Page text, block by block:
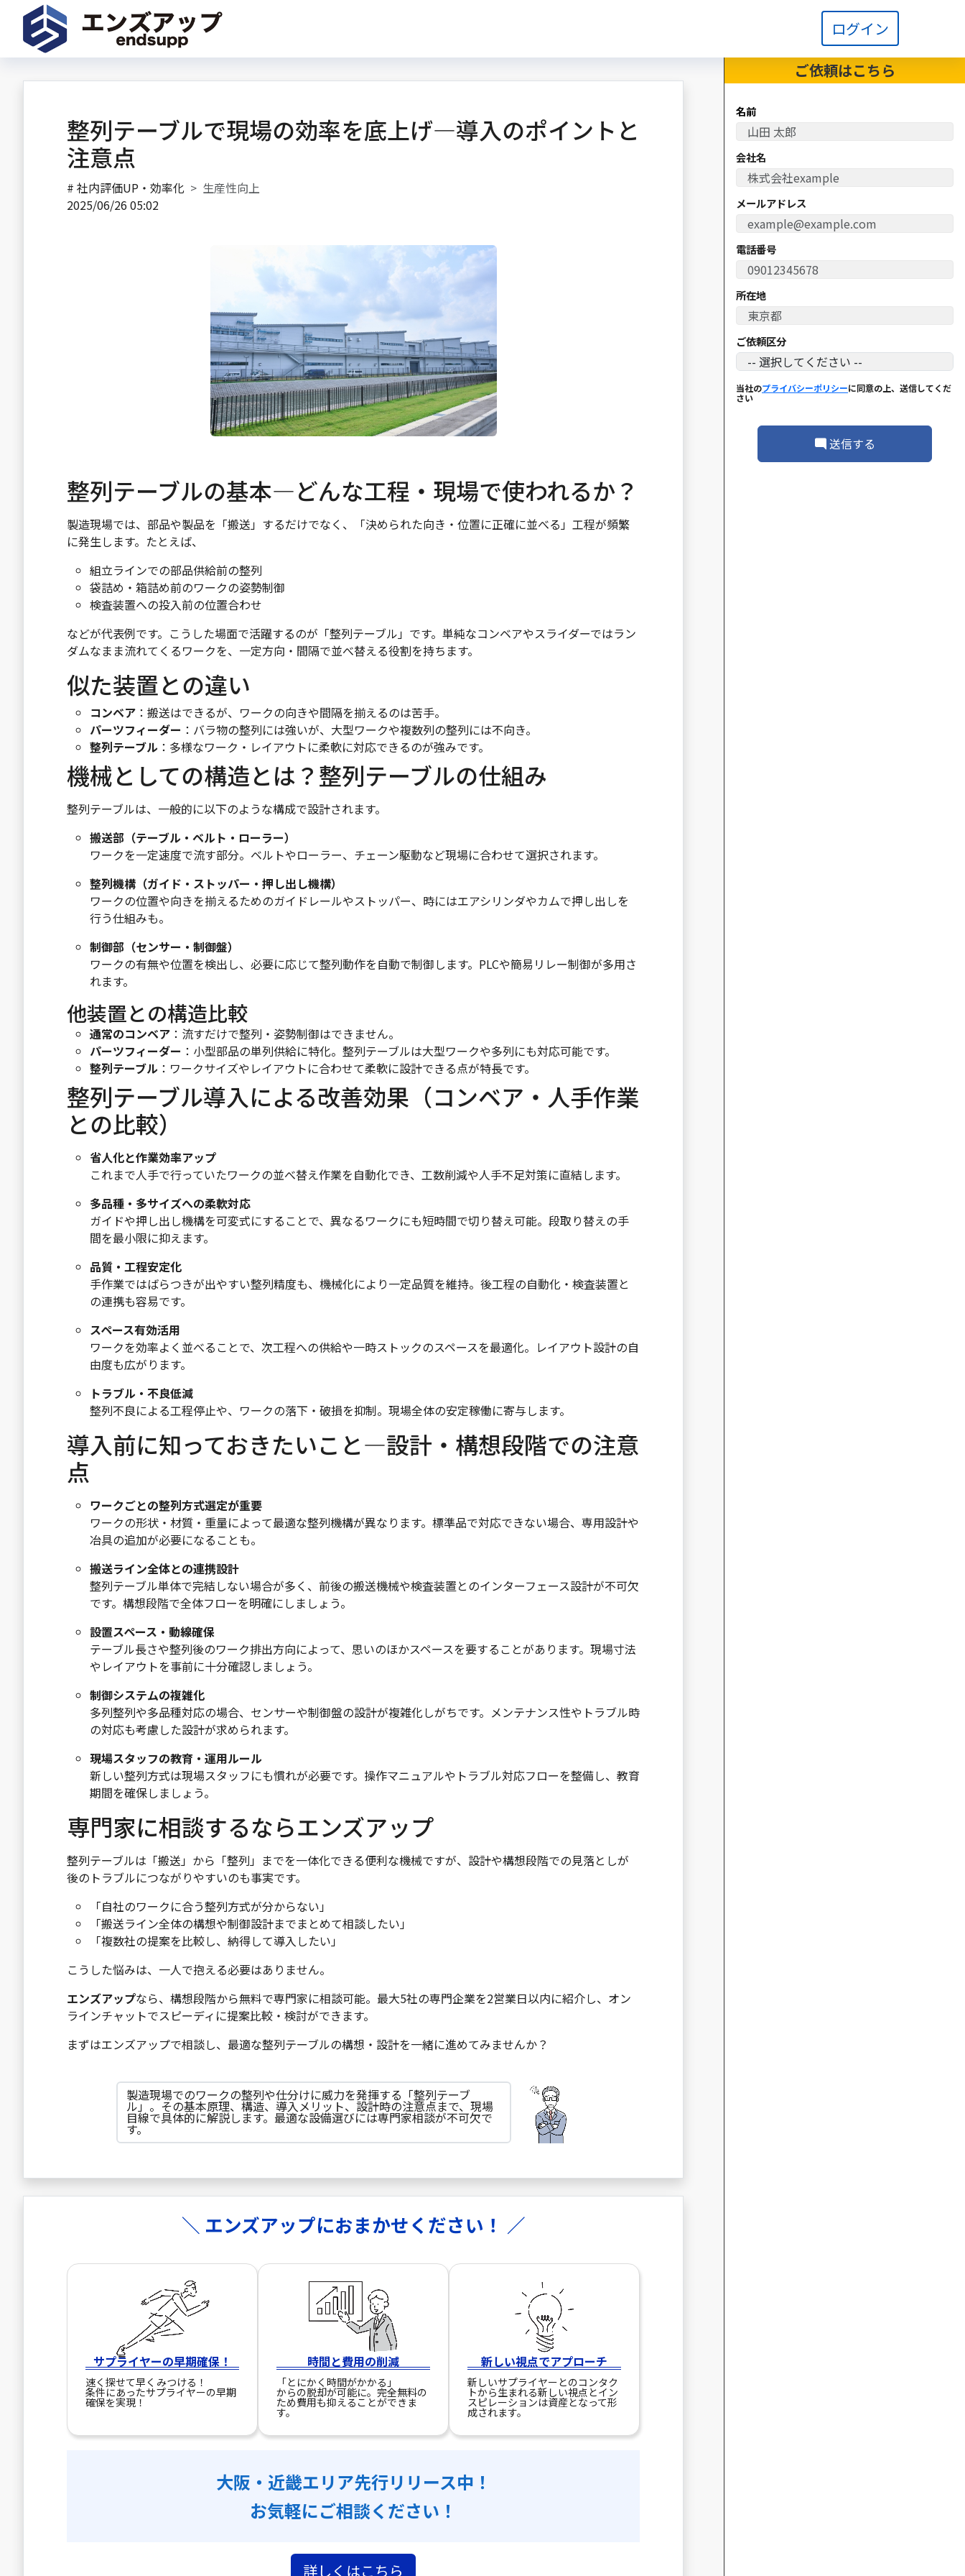
ログイン
整列テーブルで現場の効率を底上げ―導入のポイントと
注意点
# 社内評価UP・効率化
生産性向上
2025/06/26 05:02
整列テーブルの基本―どんな工程・現場で使われるか？
製造現場では、部品や製品を「搬送」するだけでなく、「決められた向き・位置に正確に並べる」工程が頻繁
に発生します。たとえば、
組立ラインでの部品供給前の整列
袋詰め・箱詰め前のワークの姿勢制御
検査装置への投入前の位置合わせ
などが代表例です。こうした場面で活躍するのが「整列テーブル」です。単純なコンベアやスライダーではラン
ダムなまま流れてくるワークを、一定方向・間隔で並べ替える役割を持ちます。
似た装置との違い
コンベア ：搬送はできるが、ワークの向きや間隔を揃えるのは苦手。
パーツフィーダー ：バラ物の整列には強いが、大型ワークや複数列の整列には不向き。
整列テーブル ：多様なワーク・レイアウトに柔軟に対応できるのが強みです。
機械としての構造とは？整列テーブルの仕組み
整列テーブルは、一般的に以下のような構成で設計されます。
搬送部（テーブル・ベルト・ローラー）
ワークを一定速度で流す部分。ベルトやローラー、チェーン駆動など現場に合わせて選択されます。
整列機構（ガイド・ストッパー・押し出し機構）
ワークの位置や向きを揃えるためのガイドレールやストッパー、時にはエアシリンダやカムで押し出しを
行う仕組みも。
制御部（センサー・制御盤）
ワークの有無や位置を検出し、必要に応じて整列動作を自動で制御します。PLCや簡易リレー制御が多用さ
れます。
他装置との構造比較
通常のコンベア ：流すだけで整列・姿勢制御はできません。
パーツフィーダー ：小型部品の単列供給に特化。整列テーブルは大型ワークや多列にも対応可能です。
整列テーブル ：ワークサイズやレイアウトに合わせて柔軟に設計できる点が特長です。
整列テーブル導入による改善効果（コンベア・人手作業
との比較）
省人化と作業効率アップ
これまで人手で行っていたワークの並べ替え作業を自動化でき、工数削減や人手不足対策に直結します。
多品種・多サイズへの柔軟対応
ガイドや押し出し機構を可変式にすることで、異なるワークにも短時間で切り替え可能。段取り替えの手
間を最小限に抑えます。
品質・工程安定化
手作業ではばらつきが出やすい整列精度も、機械化により一定品質を維持。後工程の自動化・検査装置と
の連携も容易です。
スペース有効活用
ワークを効率よく並べることで、次工程への供給や一時ストックのスペースを最適化。レイアウト設計の自
由度も広がります。
トラブル・不良低減
整列不良による工程停止や、ワークの落下・破損を抑制。現場全体の安定稼働に寄与します。
導入前に知っておきたいこと―設計・構想段階での注意
点
ワークごとの整列方式選定が重要
ワークの形状・材質・重量によって最適な整列機構が異なります。標準品で対応できない場合、専用設計や
冶具の追加が必要になることも。
搬送ライン全体との連携設計
整列テーブル単体で完結しない場合が多く、前後の搬送機械や検査装置とのインターフェース設計が不可欠
です。構想段階で全体フローを明確にしましょう。
設置スペース・動線確保
テーブル長さや整列後のワーク排出方向によって、思いのほかスペースを要することがあります。現場寸法
やレイアウトを事前に十分確認しましょう。
制御システムの複雑化
多列整列や多品種対応の場合、センサーや制御盤の設計が複雑化しがちです。メンテナンス性やトラブル時
の対応も考慮した設計が求められます。
現場スタッフの教育・運用ルール
新しい整列方式は現場スタッフにも慣れが必要です。操作マニュアルやトラブル対応フローを整備し、教育
期間を確保しましょう。
専門家に相談するならエンズアップ
整列テーブルは「搬送」から「整列」までを一体化できる便利な機械ですが、設計や構想段階での見落としが
後のトラブルにつながりやすいのも事実です。
「自社のワークに合う整列方式が分からない」
「搬送ライン全体の構想や制御設計までまとめて相談したい」
「複数社の提案を比較し、納得して導入したい」
こうした悩みは、一人で抱える必要はありません。
エンズアップなら、構想段階から無料で専門家に相談可能。最大5社の専門企業を2営業日以内に紹介し、オン
ラインチャットでスピーディに提案比較・検討ができます。
まずはエンズアップで相談し、最適な整列テーブルの構想・設計を一緒に進めてみませんか？
製造現場でのワークの整列や仕分けに威力を発揮する「整列テーブ
ル」。その基本原理、構造、導入メリット、設計時の注意点まで、現場
目線で具体的に解説します。最適な設備選びには専門家相談が不可欠で
す。
＼ エンズアップにおまかせください！ ／
サプライヤーの早期確保！
速く探せて早くみつける！
条件にあったサプライヤーの早期
確保を実現！
時間と費用の削減
「とにかく時間がかかる」
からの脱却が可能に。完全無料の
ため費用も抑えることができま
す。
新しい視点でアプローチ
新しいサプライヤーとのコンタク
トから生まれる新しい視点とイン
スピレーションは資産となって形
成されます。
大阪・近畿エリア先行リリース中！
お気軽にご相談ください！
詳しくはこちら
ご依頼はこちら
名前
会社名
メールアドレス
電話番号
所在地
ご依頼区分
当社のプライバシーポリシーに同意の上、送信してくだ
さい
送信する